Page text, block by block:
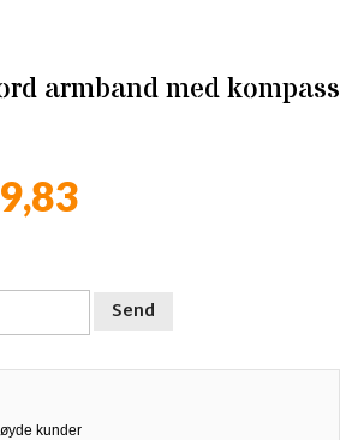
armband med kompass
Send
kunder